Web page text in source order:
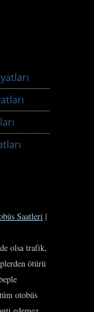
Saatleri |
olsa trafik,
ötürü
otobüs